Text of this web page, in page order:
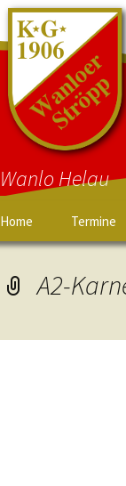
Wanlo Helau
Home Termine
A2-